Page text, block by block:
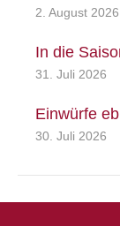
2. August 2026
In die
31. Juli 2026
Einwürfe
30. Juli 2026